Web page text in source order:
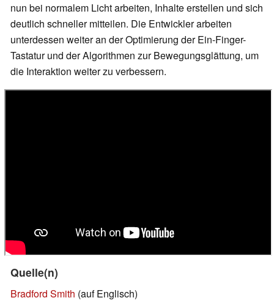
nun bei normalem Licht arbeiten, Inhalte erstellen und sich
deutlich schneller mitteilen. Die Entwickler arbeiten
unterdessen weiter an der Optimierung der Ein-Finger-
Tastatur und der Algorithmen zur Bewegungsglättung, um
die Interaktion weiter zu verbessern.
Quelle(n)
Bradford Smith (auf Englisch)